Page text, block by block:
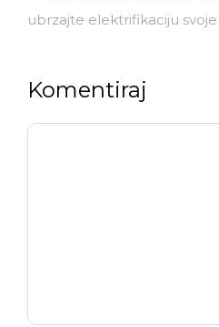
ubrzajte elektrifikaciju
Komentiraj
Komentar
Ime
E-
Web-